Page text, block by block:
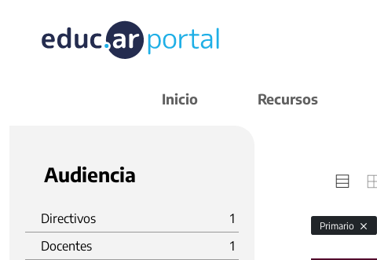
Inicio Recursos
Audiencia
Directivos
1
Docentes
1
Primario